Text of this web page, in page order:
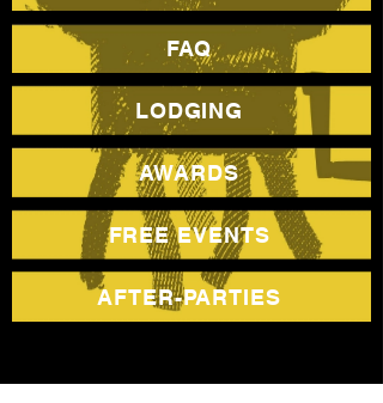
FAQ
LODGING
AWARDS
FREE EVENTS
AFTER-PARTIES